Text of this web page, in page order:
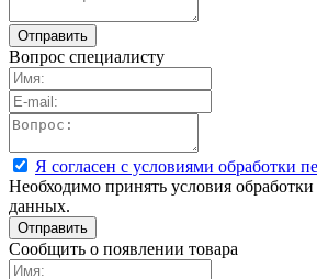
Вопрос специалисту
Я согласен с условиями обработки
Необходимо принять условия
данных.
Сообщить о появлении товара